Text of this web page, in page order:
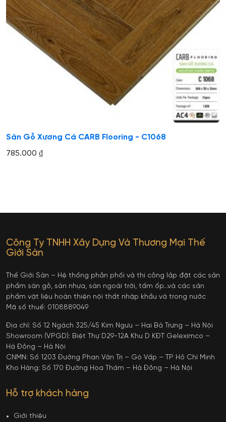
Sàn Gỗ Xương Cá CARB Flooring - C1068
785.000 ₫
Công Ty TNHH Xây Dựng Và Thương Mại Thế
Giới Sàn
Thế Giới Sàn – Hệ thống phân phối và thi công lắp đặt các sản
phẩm sàn gỗ, sàn nhựa, sàn ngoài trời, tấm ốp…và các sản
phẩm vật liệu hoàn thiện nội thất nhập khẩu và trong nước
Mã số thuế: 0108889049
Địa chỉ: Số 12 Ngách 325/45 Kim Ngưu – Hai Bà Trưng – Hà Nội
Showroom (VPGD): Biệt Thự D29-12A Khu D KĐT Geleximco –
Hà Đông – Hà Nội
CNMN: Số 1203 Đường Phan Văn Trị – Gò Vấp – TP Hồ Chí Minh
Kho Hàng: Số 170 Đường Hoa Thám – Hà Đông – Hà Nội
Hỗ trợ khách hàng
Giới thiệu